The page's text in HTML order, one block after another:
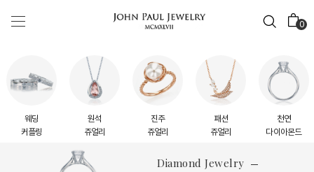
0
웨딩
커플링
원석
쥬얼리
진주
쥬얼리
패션
쥬얼리
천연
다이아몬드
Diamond Jewelry